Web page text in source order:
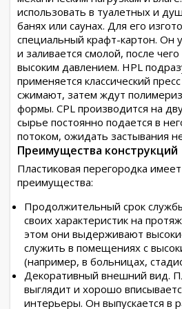
использовать в туалетных и
банях или саунах. Для его
специальный крафт-картон. Он
и заливается смолой, после
высоким давлением. HPL
применяется классический
сжимают, затем ждут
формы. CPL производится на
сырье постоянно подается в
потоком, ожидать застывания
Преимущества конструкций
Пластиковая перегородка
преимущества:
Продолжительный срок
своих характеристик на
этом они выдерживают
служить в помещениях с
(например, в больницах,
Декоративный внешний вид.
выглядит и хорошо
интерьеры. Он выпускается в